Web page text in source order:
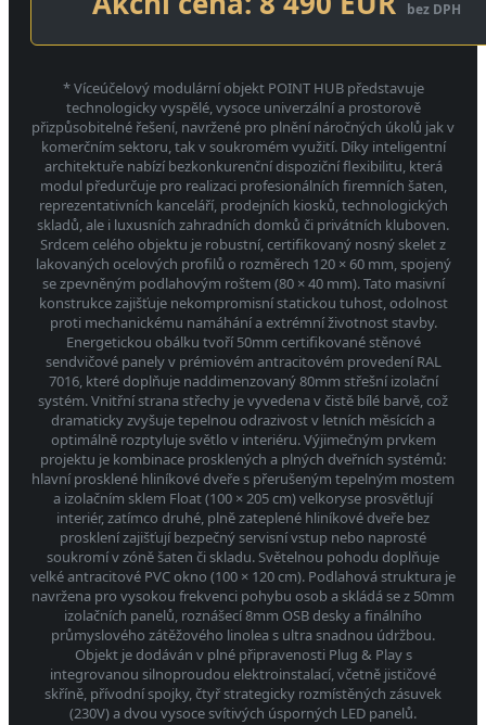
bez DPH
* Víceúčelový modulární objekt POINT HUB představuje
technologicky vyspělé, vysoce univerzální a prostorově
přizpůsobitelné řešení, navržené pro plnění náročných úkolů jak v
komerčním sektoru, tak v soukromém využití. Díky inteligentní
architektuře nabízí bezkonkurenční dispoziční flexibilitu, která
modul předurčuje pro realizaci profesionálních firemních šaten,
reprezentativních kanceláří, prodejních kiosků, technologických
skladů, ale i luxusních zahradních domků či privátních kluboven.
Srdcem celého objektu je robustní, certifikovaný nosný skelet z
lakovaných ocelových profilů o rozměrech 120 × 60 mm, spojený
se zpevněným podlahovým roštem (80 × 40 mm). Tato masivní
konstrukce zajišťuje nekompromisní statickou tuhost, odolnost
proti mechanickému namáhání a extrémní životnost stavby.
Energetickou obálku tvoří 50mm certifikované stěnové
sendvičové panely v prémiovém antracitovém provedení RAL
7016, které doplňuje naddimenzovaný 80mm střešní izolační
systém. Vnitřní strana střechy je vyvedena v čistě bílé barvě, což
dramaticky zvyšuje tepelnou odrazivost v letních měsících a
optimálně rozptyluje světlo v interiéru. Výjimečným prvkem
projektu je kombinace prosklených a plných dveřních systémů:
hlavní prosklené hliníkové dveře s přerušeným tepelným mostem
a izolačním sklem Float (100 × 205 cm) velkoryse prosvětlují
interiér, zatímco druhé, plně zateplené hliníkové dveře bez
prosklení zajišťují bezpečný servisní vstup nebo naprosté
soukromí v zóně šaten či skladu. Světelnou pohodu doplňuje
velké antracitové PVC okno (100 × 120 cm). Podlahová struktura je
navržena pro vysokou frekvenci pohybu osob a skládá se z 50mm
izolačních panelů, roznášecí 8mm OSB desky a finálního
průmyslového zátěžového linolea s ultra snadnou údržbou.
Objekt je dodáván v plné připravenosti Plug & Play s
integrovanou silnoproudou elektroinstalací, včetně jističové
skříně, přívodní spojky, čtyř strategicky rozmístěných zásuvek
(230V) a dvou vysoce svítivých úsporných LED panelů.